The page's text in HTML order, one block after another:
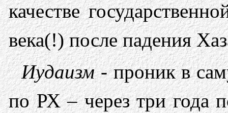
качестве
века(!) после падения
Иудаизм- проник в
по РХ – через три года